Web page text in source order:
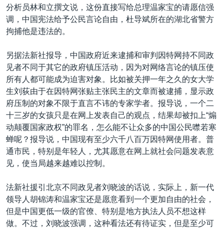
美国之音专访
重要讲话与声明
南中国海争端
关注西藏
关注新疆
GEN Z 看美国
分析员林和立撰文说，这份直接写给总理温家宝的请愿信强
调，中国宪法给予公民言论自由，杜导斌所在的湖北省警方
拘捕他是违法的。
另据法新社报导，中国政府近来逮捕和审判因特网持不同政
见者不同于其它的政府镇压活动，因为对网络言论的镇压使
所有人都可能成为迫害对象。比如被关押一年之久的女大学
生刘荻由于在因特网张贴主张民主的文章而被逮捕，显示政
府压制的对象不限于直言不讳的专家学者。报导说，一个二
十三岁的女孩只是在网上发表自己的观点，结果却被扣上“煽
动颠覆国家政权”的罪名，怎么能不让众多的中国公民噤若寒
蝉呢？报导说，中国现有至少六千八百万因特网使用者。普
通市民，特别是年轻人，尤其愿意在网上就社会问题发表意
见，使当局越来越难以控制。
法新社援引北京不同政见者刘晓波的话说，实际上，新一代
领导人胡锦涛和温家宝还是愿意看到一个更加自由的社会，
但是中国更低一级的官僚、特别是地方执法人员不想这样
做。不过，刘晓波强调，这种看法还有待证实，但是至少可